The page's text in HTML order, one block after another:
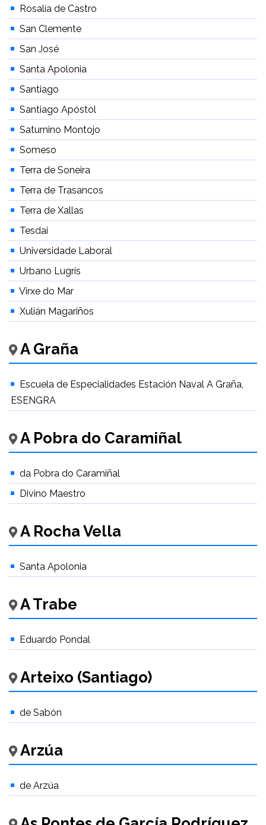
Rosalía de Castro
San Clemente
San José
Santa Apolonia
Santiago
Santiago Apóstol
Saturnino Montojo
Someso
Terra de Soneira
Terra de Trasancos
Terra de Xallas
Tesdai
Universidade Laboral
Urbano Lugrís
Virxe do Mar
Xulián Magariños
A Graña
Escuela de Especialidades Estación Naval A Graña,
ESENGRA
A Pobra do Caramiñal
da Pobra do Caramiñal
Divino Maestro
A Rocha Vella
Santa Apolonia
A Trabe
Eduardo Pondal
Arteixo (Santiago)
de Sabón
Arzúa
de Arzúa